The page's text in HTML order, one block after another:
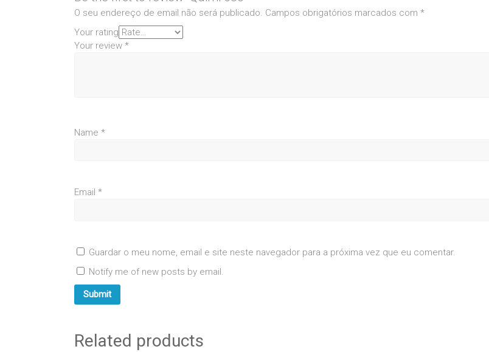
O seu endereço de email não será publicado. Campos obrigatórios marcados com *
Your rating
Your review *
Name *
Email *
Guardar o meu nome, email e site neste navegador para a próxima vez que eu comentar.
Notify me of new posts by email.
Related products